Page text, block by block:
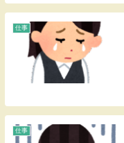
仕事
仕事